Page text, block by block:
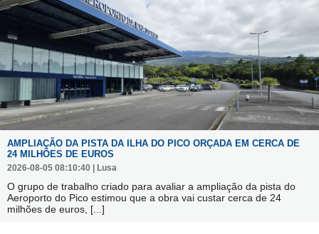
AMPLIAÇÃO DA PISTA DA ILHA DO PICO ORÇADA EM CERCA DE
24 MILHÕES DE EUROS
2026-08-05 08:10:40 | Lusa
O grupo de trabalho criado para avaliar a ampliação da pista do
Aeroporto do Pico estimou que a obra vai custar cerca de 24
milhões de euros, [...]